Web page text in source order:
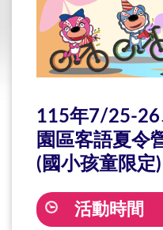
115年7/25-
園區客語夏令
(國小孩童限定)
活動時間